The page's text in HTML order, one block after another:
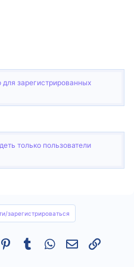
зарегистрированных
только пользователи
зарегистрироваться
Pinterest
Tumblr WhatsAppСсылка